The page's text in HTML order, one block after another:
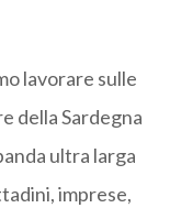
lavorare sulle
della Sardegna
ultra larga
imprese,